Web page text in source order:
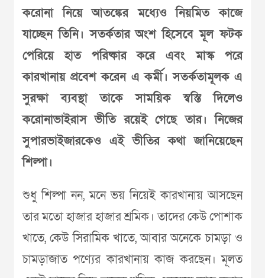
করোনা নিয়ে আতঙ্কের মধ্যেও নিয়মিত কাজে
যাচ্ছেন তিনি। সতর্কতার অংশ হিসেবে মূল ফটক
পেরিয়ে হাত পরিষ্কার করে এবং মাস্ক পরে
কারখানায় প্রবেশ করেন এ কর্মী। সতর্কতামূলক এ
সুরক্ষা ব্যবস্থা তাকে সাময়িক স্বস্তি দিলেও
করোনাভাইরাস ভীতি রয়েই গেছে তার। নিজের
সুপারভাইজারকেও এই ভীতির কথা জানিয়েছেন
শিল্পা।
শুধু শিল্পা নন, মনে ভয় নিয়েই কারখানায় আসছেন
তার মতো হাজার হাজার শ্রমিক। তাদের কেউ পোশাক
খাতে, কেউ সিরামিক খাতে, আবার অনেকে চামড়া ও
চামড়াজাত পণ্যের কারখানায় কাজ করছেন। মূলত